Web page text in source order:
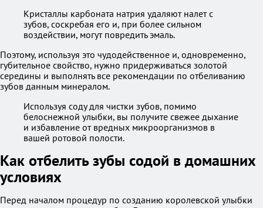
Кристаллы карбоната натрия удаляют налет с
зубов, соскребая его и, при более сильном
воздействии, могут повредить эмаль.
Поэтому, используя это чудодейственное и, одновременно,
губительное свойство, нужно придерживаться золотой
середины и выполнять все рекомендации по отбеливанию
зубов данным минералом.
Используя соду для чистки зубов, помимо
белоснежной улыбки, вы получите свежее дыхание
и избавление от вредных микроорганизмов в
вашей ротовой полости.
Как отбелить зубы содой в домашних
условиях
Перед началом процедур по созданию королевской улыбки